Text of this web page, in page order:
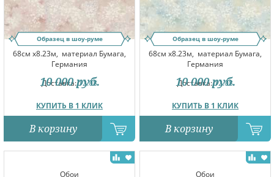
Образец в шоу-руме
68см x8.23м, материал Бумага,
Германия
Доставка:12.08
КУПИТЬ В 1 КЛИК
10 000 руб.
В корзину
Образец в шоу-руме
68см x8.23м, материал Бумага,
Германия
Доставка:12.08
КУПИТЬ В 1 КЛИК
10 000 руб.
В корзину
Обои Обои